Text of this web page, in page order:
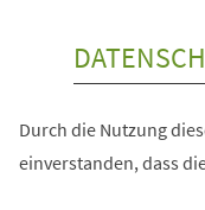
Durch die Nutzung
einverstanden, dass